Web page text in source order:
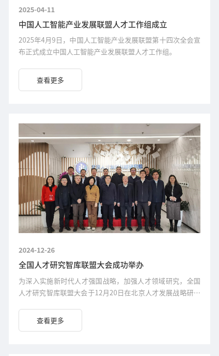
2025-04-11
中国人工智能产业发展联盟人才工作组成立
2025年4月9日，中国人工智能产业发展联盟第十四次全会宣
布正式成立中国人工智能产业发展联盟人才工作组。
查看更多
2024-12-26
全国人才研究智库联盟大会成功举办
为深入实施新时代人才强国战略，加强人才领域研究，全国
人才研究智库联盟大会于12月20日在北京人才发展战略研究
查看更多